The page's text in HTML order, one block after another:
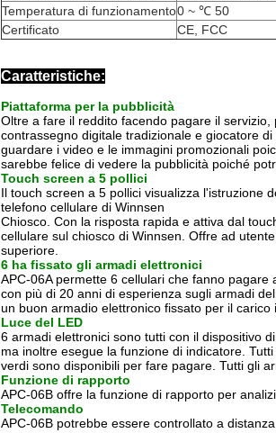
Temperatura di funzionamento0 ~ ℃ 50
Certificato
CE, FCC
Caratteristiche:
Piattaforma per la pubblicità
Oltre a fare il reddito facendo pagare il
contrassegno digitale tradizionale e giocatore
guardare i video e le immagini promozionali
sarebbe felice di vedere la pubblicità poiché
Touch screen a 5 pollici
Il touch screen a 5 pollici visualizza l'istruzione
telefono cellulare di Winnsen
Chiosco. Con la risposta rapida e attiva dal
cellulare sul chiosco di Winnsen. Offre ad
superiore.
6 ha fissato gli armadi elettronici
APC-06A permette 6 cellulari che fanno
con più di 20 anni di esperienza sugli armadi
un buon armadio elettronico fissato per il carico
Luce del LED
6 armadi elettronici sono tutti con il dispositivo
ma inoltre esegue la funzione di indicatore.
verdi sono disponibili per fare pagare. Tutti gli
Funzione di rapporto
APC-06B offre la funzione di rapporto per
Telecomando
APC-06B potrebbe essere controllato a